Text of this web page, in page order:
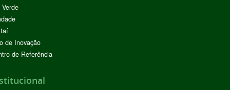
de Inovação
de Referência